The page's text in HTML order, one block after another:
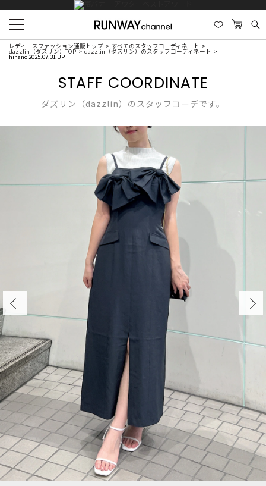
レディースファッション通販トップ すべてのスタッフコーディネート
dazzlin（ダズリン）TOP dazzlin（ダズリン）のスタッフコーディネート
hinano 2025.07.31 UP
STAFF COORDINATE
ダズリン（dazzlin）のスタッフコーデです。